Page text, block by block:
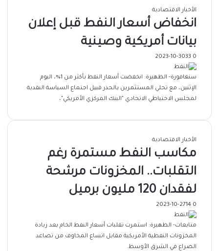
الأخبار الاقتصادية
انخفاض أسعار النفط قبل إعلان
بيانات أمريكية وصينية
2023-10-30 0
سنغافورة- الظهيرة: انخفضت أسعار النفط بأكثر من 1%، اليوم
الإثنين، مع تحلي المستثمرين بالحذر قبيل اجتماع السياسة النقدية
لمجلس الاحتياطي الاتحادي "البنك المركزي الأمريكي"،
الأخبار الاقتصادية
مكاسب النفط مستمرة رغم
التقلبات.. المخزونات مرشحة
لفقدان 120 مليون برميل
2023-10-27 0
متابعات- الظهيرة: استمرت تقلبات أسعار النفط الخام بعد زيادة
المخزونات النفطية الأمريكية مقابل اتساع المخاوف من تصاعد
الصراع في الشرق الأوسط.